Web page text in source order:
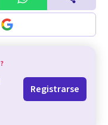
?
Registrarse